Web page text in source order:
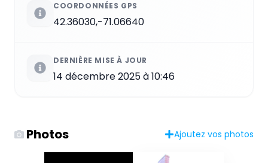
COORDONNÉES GPS
42.36030,-71.06640
DERNIÈRE MISE À JOUR
14 décembre 2025 à 10:46
Photos Ajoutez vos photos